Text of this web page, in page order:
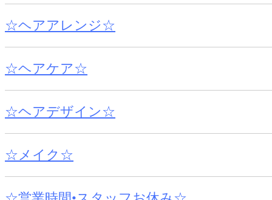
☆ヘアアレンジ☆
☆ヘアケア☆
☆ヘアデザイン☆
☆メイク☆